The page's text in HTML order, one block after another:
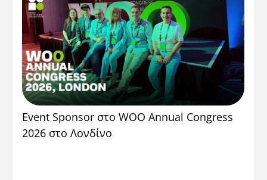
Event Sponsor στο WOO Annual Congress
2026 στο Λονδίνο